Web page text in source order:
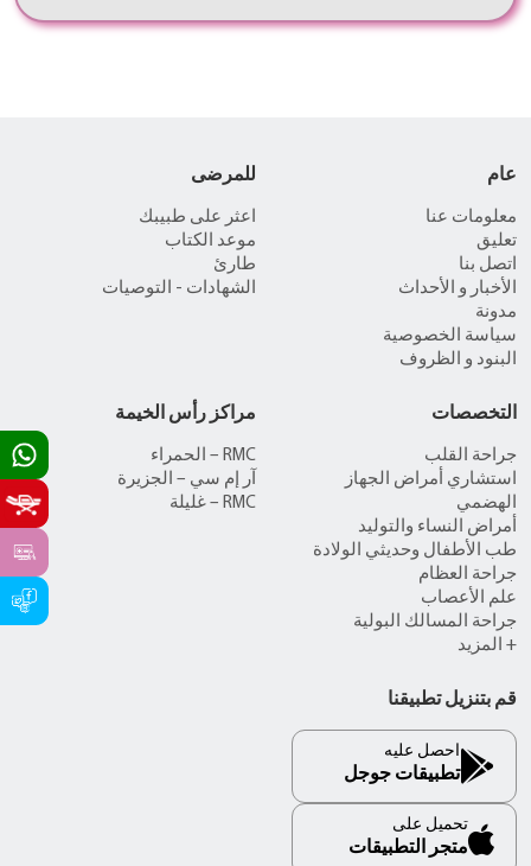
عام
معلومات عنا
تعليق
اتصل بنا
الأخبار و الأحداث
مدونة
سياسة الخصوصية
البنود و الظروف
للمرضى
اعثر على طبيبك
موعد الكتاب
طارئ
الشهادات - التوصيات
التخصصات
جراحة القلب
استشاري أمراض الجهاز
الهضمي
أمراض النساء والتوليد
طب الأطفال وحديثي الولادة
جراحة العظام
علم الأعصاب
جراحة المسالك البولية
+ المزيد
مراكز رأس الخيمة
RMC – الحمراء
آر إم سي – الجزيرة
RMC – غليلة
قم بتنزيل تطبيقنا
احصل عليه
تطبيقات جوجل
تحميل على
متجر التطبيقات